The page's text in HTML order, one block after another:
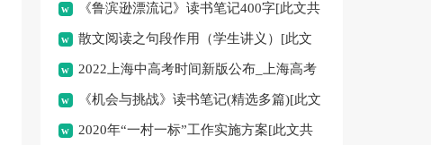
多篇)[此文共3240字]
《鲁滨逊漂流记》读书笔记400字[此文共
2572字]
散文阅读之句段作用（学生讲义）[此文
共1490字]
2022上海中高考时间新版公布_上海高考
中考延期时间[此文共1152字]
《机会与挑战》读书笔记(精选多篇)[此文
共12556字]
2020年“一村一标”工作实施方案[此文共